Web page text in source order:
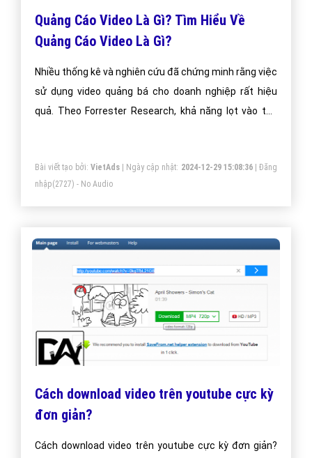
Quảng Cáo Video Là Gì? Tìm Hiểu Về
Quảng Cáo Video Là Gì?
Nhiều thống kê và nghiên cứu đã chứng minh rằng việc
sử dụng video quảng bá cho doanh nghiệp rất hiệu
quả. Theo Forrester Research, khả năng lọt vào top
Đó chắc chắn là một số con số thống kê vô cùng ấn
tượng!
Bài viết tạo bởi: VietAds| Ngày cập nhật: 2024-12-29 15:08:36|Đăng
nhập(2727) - No Audio
Cách download video trên youtube cực kỳ
đơn giản?
Cách download video trên youtube cực kỳ đơn giản?